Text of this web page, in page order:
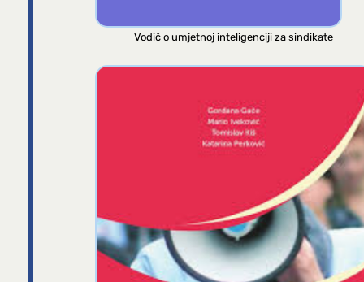
Vodič o umjetnoj inteligenciji za sindikate